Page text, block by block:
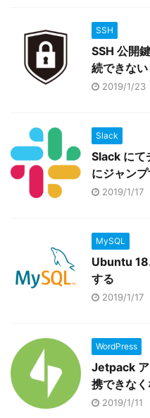
SSH
SSH 公開
続できな
2019/1/23
Slack
Slack にて
にジャン
2019/1/17
MySQL
Ubuntu
する
2019/1/17
WordPress
Jetpack
携できな
2019/1/11